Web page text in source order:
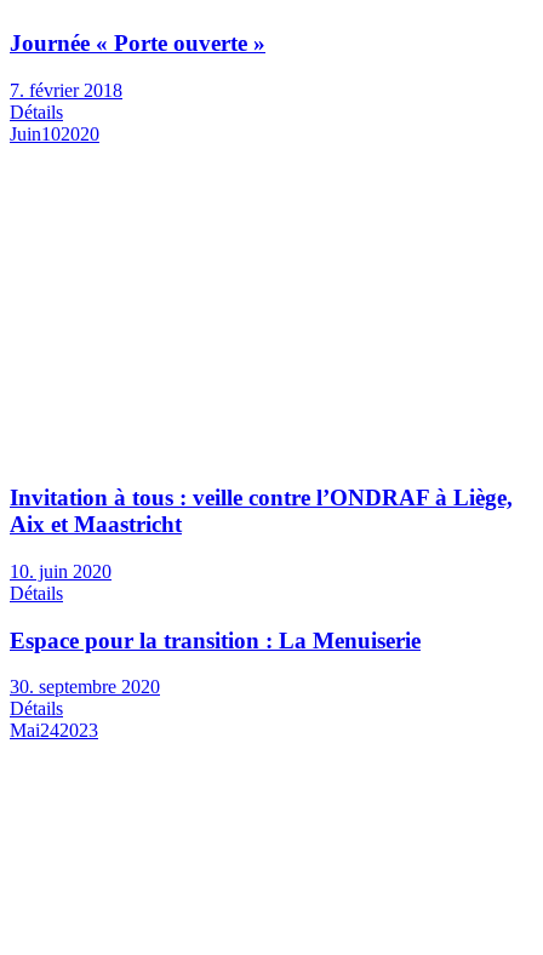
Journée « Porte ouverte »
7. février 2018
Détails
Juin102020
Invitation à tous : veille contre l’ONDRAF à Liège,
Aix et Maastricht
10. juin 2020
Détails
Espace pour la transition : La Menuiserie
30. septembre 2020
Détails
Mai242023